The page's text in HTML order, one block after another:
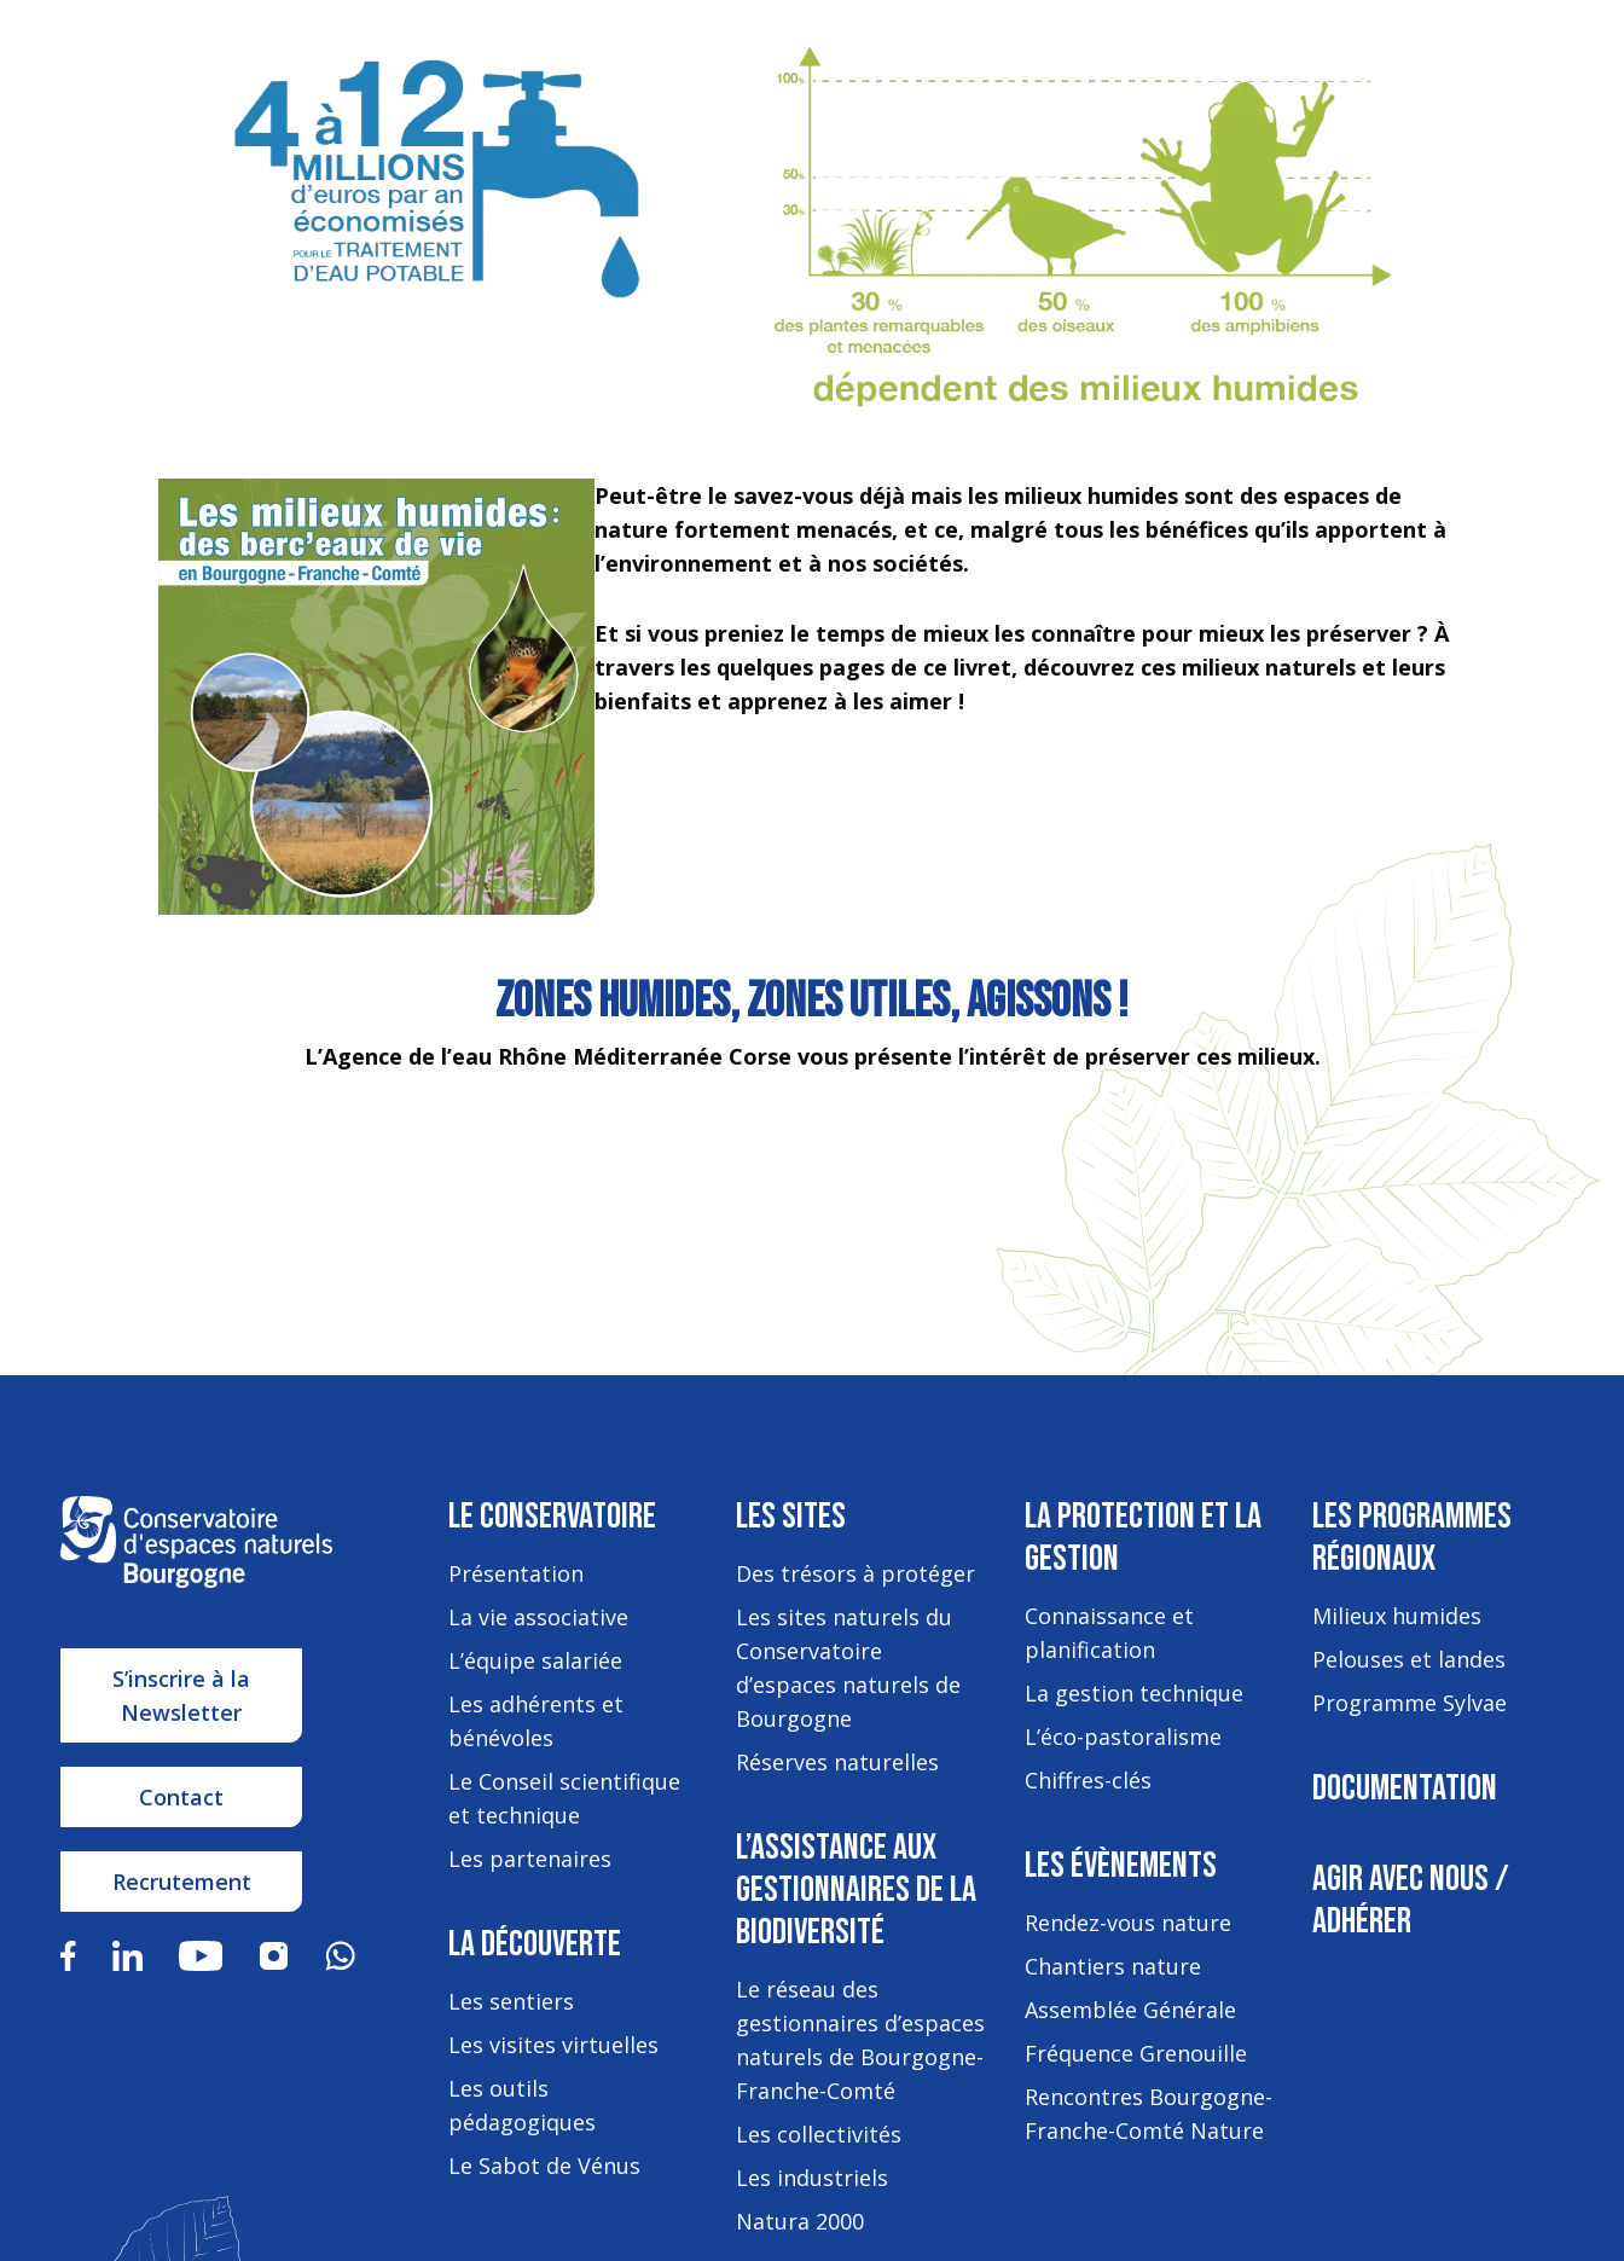
Peut-être le savez-vous déjà mais les milieux humides sont des espaces de
nature fortement menacés, et ce, malgré tous les bénéfices qu’ils apportent à
l’environnement et à nos sociétés.
Et si vous preniez le temps de mieux les connaître pour mieux les préserver ? À
travers les quelques pages de ce livret, découvrez ces milieux naturels et leurs
bienfaits et apprenez à les aimer !
Zones humides, zones utiles, agissons !
L’Agence de l’eau Rhône Méditerranée Corse vous présente l’intérêt de préserver ces milieux.
S’inscrire à la
Newsletter
Contact
Recrutement
LE CONSERVATOIRE
Présentation
La vie associative
L’équipe salariée
Les adhérents et
bénévoles
Le Conseil scientifique
et technique
Les partenaires
LA DÉCOUVERTE
Les sentiers
Les visites virtuelles
Les outils
pédagogiques
Le Sabot de Vénus
LES SITES
Des trésors à protéger
Les sites naturels du
Conservatoire
d’espaces naturels de
Bourgogne
Réserves naturelles
L’ASSISTANCE AUX
GESTIONNAIRES DE LA
BIODIVERSITÉ
Le réseau des
gestionnaires d’espaces
naturels de Bourgogne-
Franche-Comté
Les collectivités
Les industriels
Natura 2000
LA PROTECTION ET LA
GESTION
Connaissance et
planification
La gestion technique
L’éco-pastoralisme
Chiffres-clés
LES ÉVÈNEMENTS
Rendez-vous nature
Chantiers nature
Assemblée Générale
Fréquence Grenouille
Rencontres Bourgogne-
Franche-Comté Nature
LES PROGRAMMES
RÉGIONAUX
Milieux humides
Pelouses et landes
Programme Sylvae
DOCUMENTATION
AGIR AVEC NOUS /
ADHÉRER